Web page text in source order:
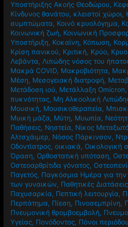
Υποστήριξης Ακοής Θεοδώρου,
Κίνδυνος θανάτου, κλειστοί χώροι,
συμπτώματα, Κοινό κρυολόγημα,
Κοινωνική ζωή, Κοινωνική
Υποστήριξη, Κοκαϊνη, Κόπωση,
Κρίση πανικού, Κριτική, Κρύο,
Λεβάντα, Λιπώδης νόσος του
Μακρά COVID, Μακροβιότητα,
Μέση, Μεσογειακή διατροφή,
Μετάδοση ιού, Μετάλλαξη Omicron,
πυκνότητας, Μη Αλκοολική
Μουσική, Μουσικοθεραπεία,
Μυική μάζα, Μύτη, Μυωπία,
Παθήσεις, Νηστεία, Νίκος
Αλτσχάιμερ, Νόσος Πάρκινσον,
Οδοντίατρος,οικιακά, Οικολογική
Όραση, Ορθοστατική υπόταση,
Οστεοαρθρίτιδα γόνατος,
Παγετός, Παγκόσμια Ημέρα για την
των γυναικών, Παθητικές Διατάσεις
Παχυσαρκία, Πεπτική λειτουργία,
Περπάτημα, Πίεση, Πινοσεμπρίνη,
Πνευμονική θρομβοεμβολή,
Υγείας, Πονόδοντος, Πόνοι περιόδου